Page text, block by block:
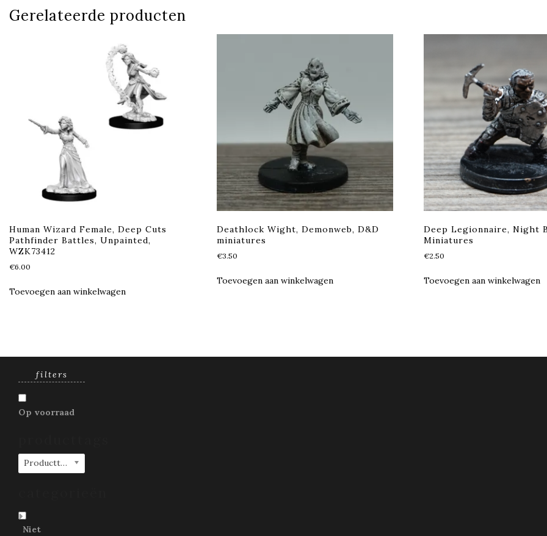
Gerelateerde producten
Human Wizard Female, Deep Cuts
Pathfinder Battles, Unpainted,
WZK73412
€6.00
Toevoegen aan winkelwagen
Deathlock Wight, Demonweb, D&D
miniatures
€3.50
Toevoegen aan winkelwagen
Deep Legionnaire, Night
Miniatures
€2.50
Toevoegen aan winkelwagen
filters
Op voorraad
Producttags
Niet